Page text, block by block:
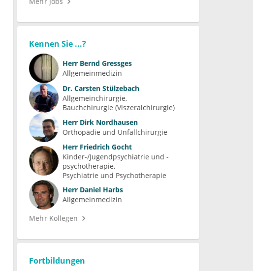
Kennen Sie ...?
Herr Bernd Gressges
Allgemeinmedizin
Dr. Carsten Stülzebach
Allgemeinchirurgie
Bauchchirurgie (Viszeralchirurgie)
Herr Dirk Nordhausen
Orthopädie und Unfallchirurgie
Herr Friedrich Gocht
Kinder-/Jugendpsychiatrie und -
psychotherapie
Psychiatrie und Psychotherapie
Herr Daniel Harbs
Allgemeinmedizin
Mehr Kollegen
Fortbildungen